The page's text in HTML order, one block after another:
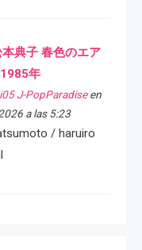
本典子 春色のエア
年
J-PopParadiseen
a las 5:23
/ haruiro